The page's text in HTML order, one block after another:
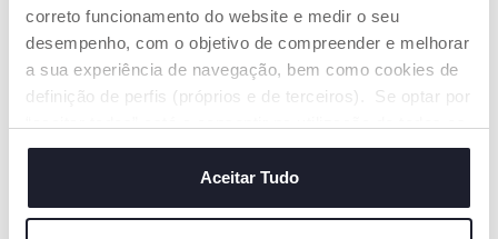
correto funcionamento do website e medir o seu
desempenho, com o objetivo de compreender e melhorar
a sua experiência de navegação, bem como cookies de
definição de perfis (próprios e de terceiros). Se optar por
cookies. Se quiser saber mais, alterar ou revogar o
consentimento de todos ou de alguns cookies, clique em
"mostrar detalhes". Ao fechar este aviso, está a
Aceitar Tudo